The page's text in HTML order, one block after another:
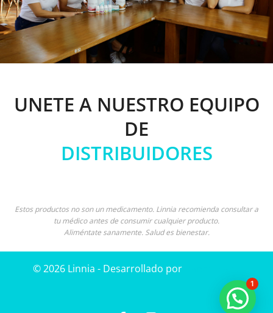
UNETE A NUESTRO EQUIPO
DE
DISTRIBUIDORES
Estos productos no son un medicamento. Linnia recomienda consultar a
tu médico antes de consumir cualquier producto.
Aliméntate sanamente. Salud es bienestar.
© 2026 Linnia - Desarrollado por
1